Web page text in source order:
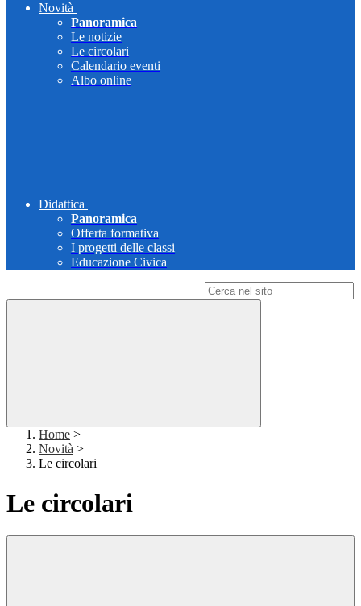
Novità
Panoramica
Le notizie
Le circolari
Calendario eventi
Albo online
Didattica
Panoramica
Offerta formativa
I progetti delle classi
Educazione Civica
Home >
Novità >
Le circolari
Le circolari